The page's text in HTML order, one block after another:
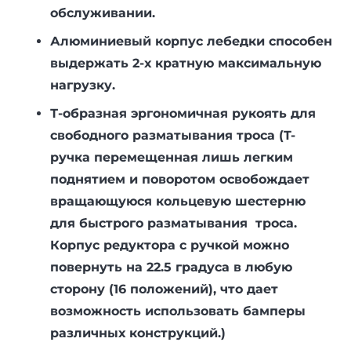
обслуживании.
Алюминиевый корпус лебедки способен
выдержать 2-х кратную максимальную
нагрузку.
Т-образная эргономичная рукоять для
свободного разматывания троса (T-
ручка перемещенная лишь легким
поднятием и поворотом освобождает
вращающуюся кольцевую шестерню
для быстрого разматывания троса.
Корпус редуктора с ручкой можно
повернуть на 22.5 градуса в любую
сторону (16 положений), что дает
возможность использовать бамперы
различных конструкций.)